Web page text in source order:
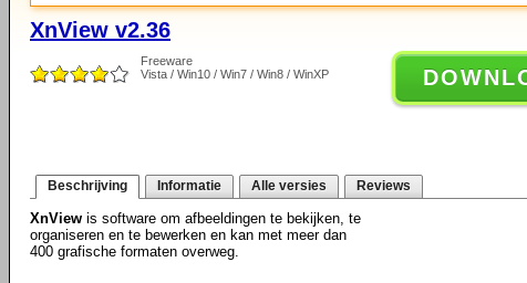
XnView v2.36
Freeware
Vista / Win10 / Win7 / Win8 / WinXP
Beschrijving Informatie Alle versies Reviews
XnView is software om afbeeldingen te bekijken, te
organiseren en te bewerken en kan met meer dan
400 grafische formaten overweg.